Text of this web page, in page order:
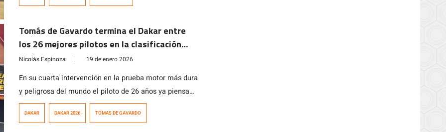
Tomás de Gavardo termina el Dakar entre
los 26 mejores pilotos en la clasificación
general
Nicolás Espinoza | 19 de enero 2026
En su cuarta intervención en la prueba motor más dura
y peligrosa del mundo el piloto de 26 años ya piensa
en la próxima edición en Arabia Saudita.
DAKAR DAKAR 2026 TOMAS DE GAVARDO